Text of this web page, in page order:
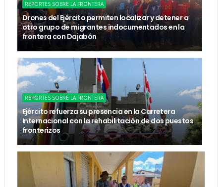
REPORTES SOBRE LA FRONTERA
Drones del Ejército permiten localizar y detener a
otro grupo de migrantes indocumentados en la
frontera con Dajabón
REPORTES SOBRE LA FRONTERA
Ejército refuerza su presencia en la Carretera
Internacional con la rehabilitación de dos puestos
fronterizos